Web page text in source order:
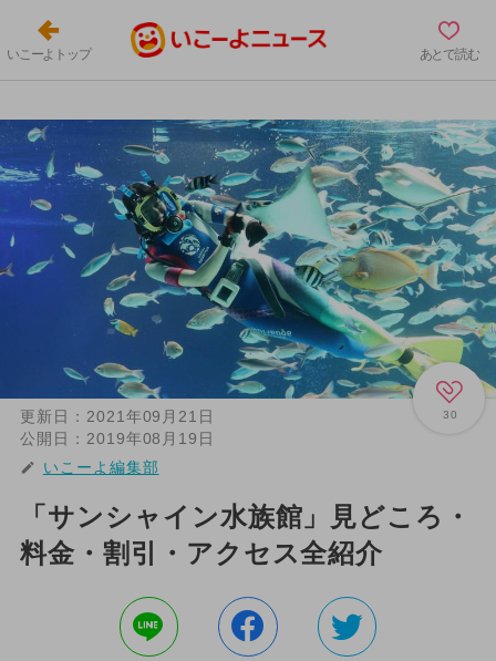
いこーよトップ あとで読む
30
更新日： 2021年09月21日
公開日： 2019年08月19日
いこーよ編集部
「サンシャイン水族館」見どころ・
料金・割引・アクセス全紹介